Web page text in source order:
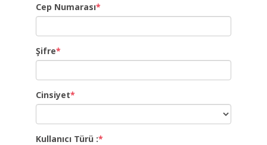
Cep Numarası*
Şifre*
Cinsiyet*
Kullanıcı Türü :*